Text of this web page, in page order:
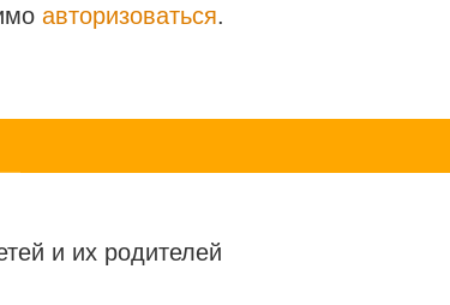
авторизоваться.
и их родителей